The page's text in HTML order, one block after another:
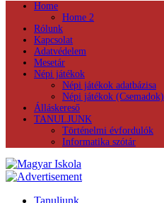
Home
Home 2
Rólunk
Kapcsolat
Adatvédelem
Mesetár
Népi játékok
Népi játékok adatbázisa
Népi játékok (Csemadok)
Álláskereső
TANULJUNK
Történelmi évfordulók
Informatika szótár
Tanuljunk